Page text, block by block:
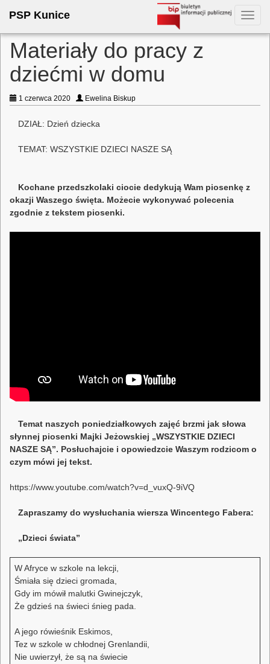
PSP Kunice
Materiały do pracy z
dziećmi w domu
1 czerwca 2020 Ewelina Biskup
DZIAŁ: Dzień dziecka
TEMAT: WSZYSTKIE DZIECI NASZE SĄ
Kochane przedszkolaki ciocie dedykują Wam piosenkę z
okazji Waszego święta. Możecie wykonywać polecenia
zgodnie z tekstem piosenki.
Temat naszych poniedziałkowych zajęć brzmi jak słowa
słynnej piosenki Majki Jeżowskiej „WSZYSTKIE DZIECI
NASZE SĄ”. Posłuchajcie i opowiedzcie Waszym rodzicom o
czym mówi jej tekst.
https://www.youtube.com/watch?v=d_vuxQ-9iVQ
Zapraszamy do wysłuchania wiersza Wincentego Fabera:
„Dzieci świata”
W Afryce w szkole na lekcji,
Śmiała się dzieci gromada,
Gdy im mówił malutki Gwinejczyk,
Że gdzieś na świeci śnieg pada.
A jego rówieśnik Eskimos,
Tez w szkole w chłodnej Grenlandii,
Nie uwierzył, że są na świecie